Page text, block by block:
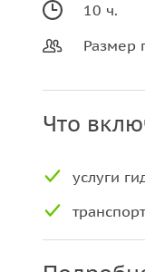
10 ч.
Размер
Что
услуги
транспорт